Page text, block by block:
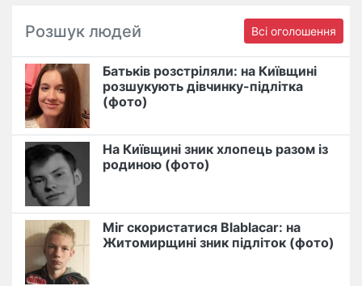
Розшук людей Всі оголошення
Батьків розстріляли: на Київщині
розшукують дівчинку-підлітка
(фото)
На Київщині зник хлопець разом із
родиною (фото)
Міг скористатися Blablacar: на
Житомирщині зник підліток (фото)